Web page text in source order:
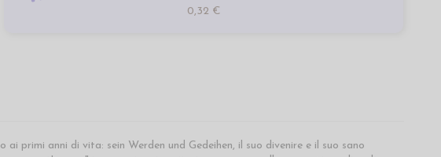
0,32 €
primi anni di vita: sein Werden und Gedeihen, il suo divenire e il suo sano